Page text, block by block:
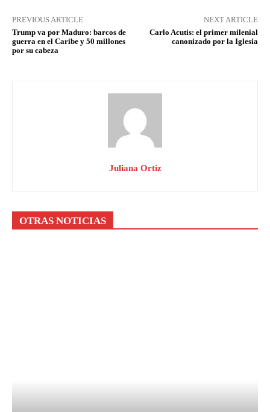
PREVIOUS ARTICLE
Trump va por Maduro: barcos de
guerra en el Caribe y 50 millones
por su cabeza
NEXT ARTICLE
Carlo Acutis: el primer milenial
canonizado por la Iglesia
Juliana Ortiz
OTRAS NOTICIAS